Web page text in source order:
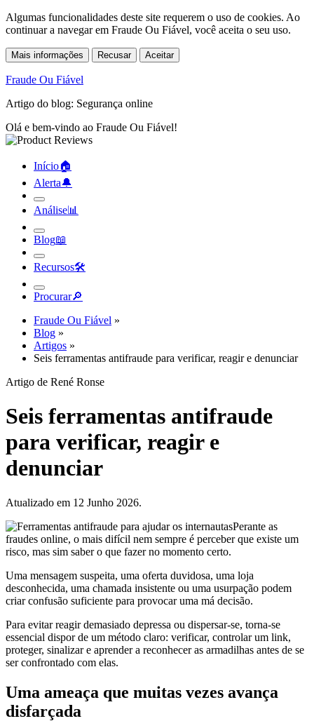
Algumas funcionalidades deste site requerem o uso de cookies. Ao
continuar a navegar em Fraude Ou Fiável, você aceita o seu uso.
Mais informações Recusar Aceitar
Fraude Ou Fiável
Artigo do blog: Segurança online
Olá e bem-vindo ao Fraude Ou Fiável!
Início🏠︎
Alerta🔔︎
Análise📊︎
Blog📖︎
Recursos🛠︎
Procurar🔎︎
Fraude Ou Fiável »
Blog »
Artigos »
Seis ferramentas antifraude para verificar, reagir e denunciar
Artigo de René Ronse
Seis ferramentas antifraude
para verificar, reagir e
denunciar
Atualizado em 12 Junho 2026.
Perante as
fraudes online, o mais difícil nem sempre é perceber que existe um
risco, mas sim saber o que fazer no momento certo.
Uma mensagem suspeita, uma oferta duvidosa, uma loja
desconhecida, uma chamada insistente ou uma usurpação podem
criar confusão suficiente para provocar uma má decisão.
Para evitar reagir demasiado depressa ou dispersar-se, torna-se
essencial dispor de um método claro: verificar, controlar um link,
proteger, sinalizar e aprender a reconhecer as armadilhas antes de se
ser confrontado com elas.
Uma ameaça que muitas vezes avança
disfarçada